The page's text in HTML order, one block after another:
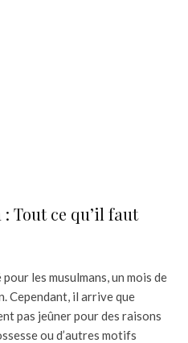
Tout ce qu’il faut
les musulmans, un mois de
Cependant, il arrive que
pas jeûner pour des raisons
ou d’autres motifs